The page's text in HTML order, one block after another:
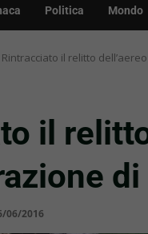
Politica Mondo
Rintracciato il relitto
il
06/2016